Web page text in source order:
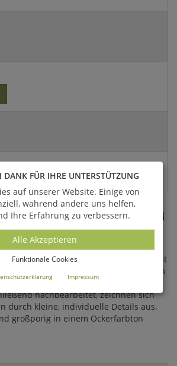
WASSERSPEIER AUS STEIN
wird in traditioneller Handarbeit
durch eine hohe Qualität sowie
Verwendung erstklassiger Materialien ist
wetterbeständig und frostfest. Im
sorgfältig von Hand
nachbearbeitet, zeichnen sich
durch kleine, individuelle Details aus.
großporig in einem Ockerfarbton
DANK FÜR IHRE UNTERSTÜTZUNG
auf unserer Website. Einige von
während andere uns helfen,
Ihre Erfahrung zu verbessern.
Alle Akzeptieren
Funktionale Cookies
Impressum